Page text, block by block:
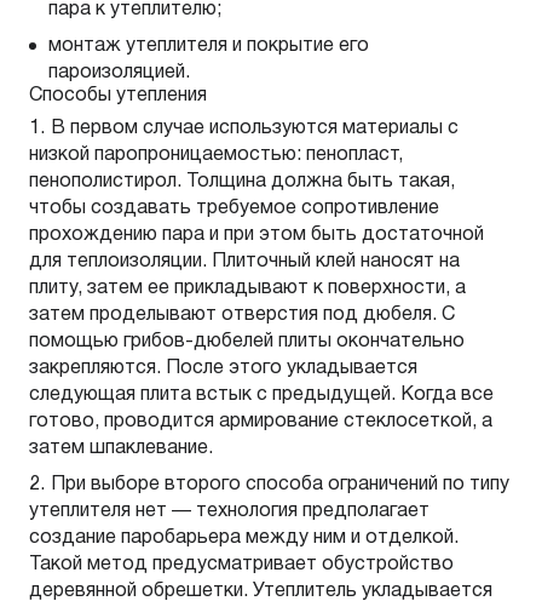
пара к утеплителю;
монтаж утеплителя и покрытие его
пароизоляцией.
Способы утепления
В первом случае используются материалы с
низкой паропроницаемостью: пенопласт,
пенополистирол. Толщина должна быть такая,
чтобы создавать требуемое сопротивление
прохождению пара и при этом быть достаточной
для теплоизоляции. Плиточный клей наносят на
плиту, затем ее прикладывают к поверхности, а
затем проделывают отверстия под дюбеля. С
помощью грибов-дюбелей плиты окончательно
закрепляются. После этого укладывается
следующая плита встык с предыдущей. Когда все
готово, проводится армирование стеклосеткой, а
затем шпаклевание.
При выборе второго способа ограничений по типу
утеплителя нет — технология предполагает
создание паробарьера между ним и отделкой.
Такой метод предусматривает обустройство
деревянной обрешетки. Утеплитель укладывается